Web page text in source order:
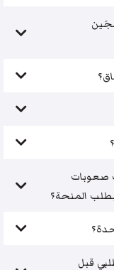
صعوبات
المنحة؟
قبل